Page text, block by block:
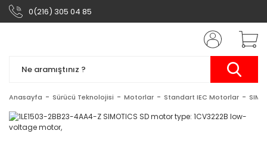
0(216) 305 04 85
Anasayfa Sürücü Teknolojisi Motorlar Standart IEC Motorlar